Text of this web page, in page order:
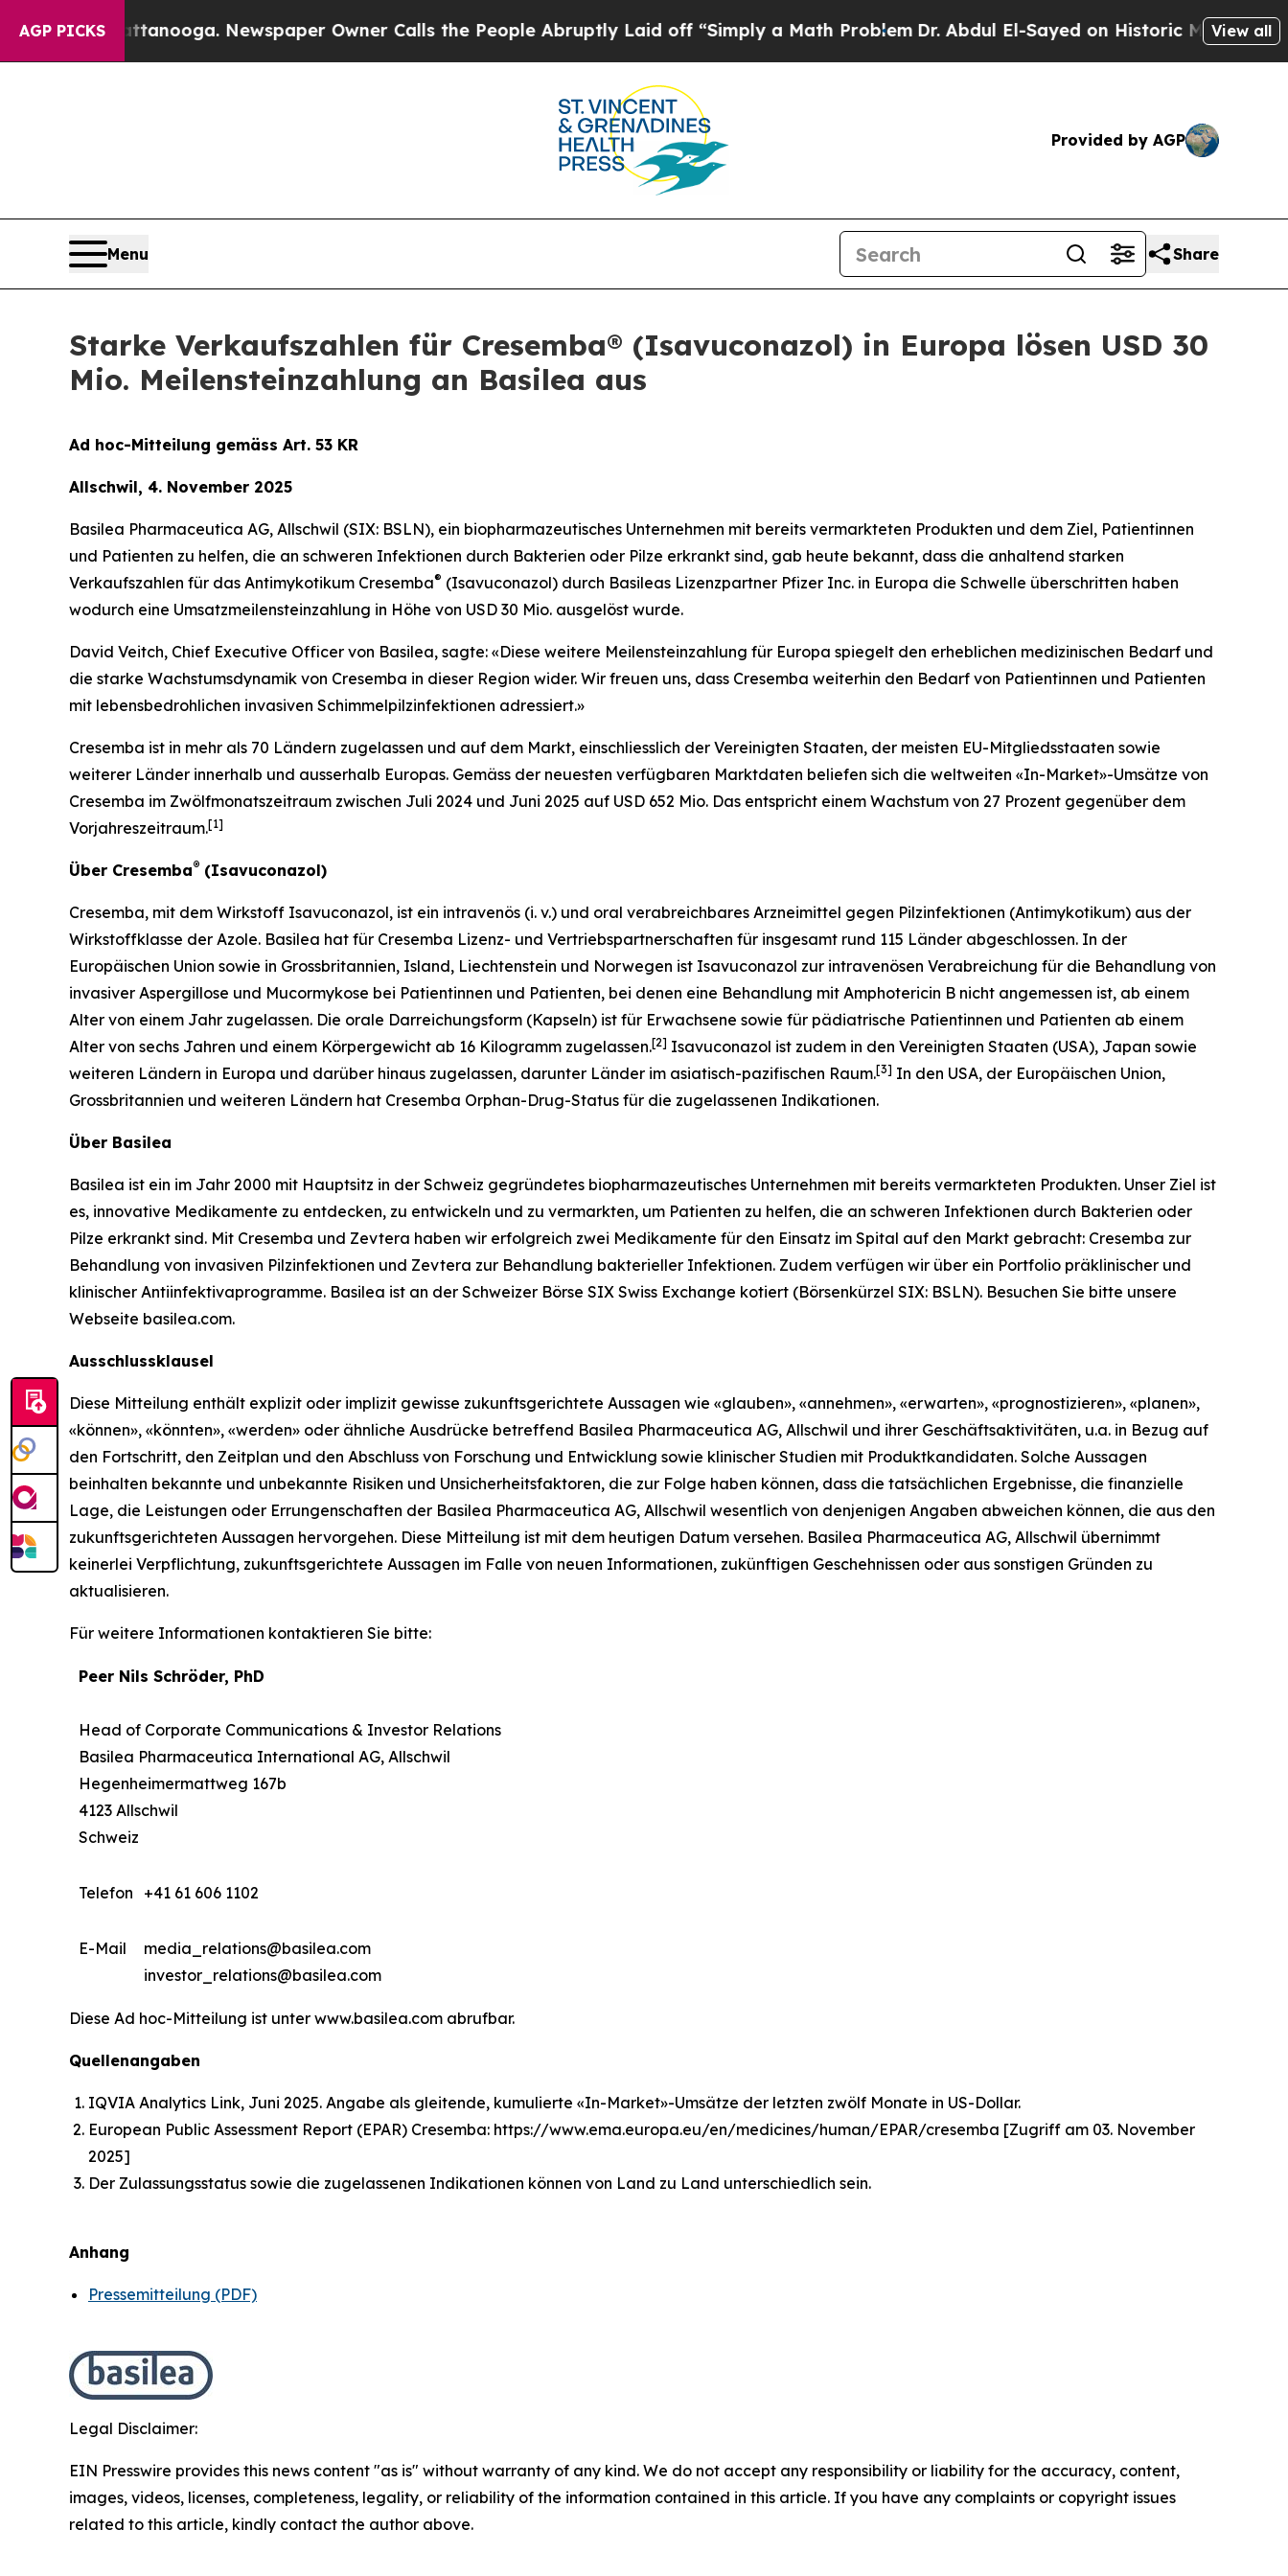
AGP PICKS
Chattanooga. Newspaper Owner Calls the People Abruptly Laid off “Simply a Math Problem Dr. Abdul El-Sayed on Historic Michigan Win:View all
Provided by AGP
Menu Share
Starke Verkaufszahlen für Cresemba® (Isavuconazol) in Europa lösen USD 30
Mio. Meilensteinzahlung an Basilea aus
Ad hoc-Mitteilung gemäss Art. 53 KR
Allschwil, 4. November 2025
Basilea Pharmaceutica AG, Allschwil (SIX: BSLN), ein biopharmazeutisches Unternehmen mit bereits vermarkteten Produkten und dem Ziel, Patientinnen
und Patienten zu helfen, die an schweren Infektionen durch Bakterien oder Pilze erkrankt sind, gab heute bekannt, dass die anhaltend starken
Verkaufszahlen für das Antimykotikum Cresemba® (Isavuconazol) durch Basileas Lizenzpartner Pfizer Inc. in Europa die Schwelle überschritten haben
wodurch eine Umsatzmeilensteinzahlung in Höhe von USD 30 Mio. ausgelöst wurde.
David Veitch, Chief Executive Officer von Basilea, sagte: «Diese weitere Meilensteinzahlung für Europa spiegelt den erheblichen medizinischen Bedarf und
die starke Wachstumsdynamik von Cresemba in dieser Region wider. Wir freuen uns, dass Cresemba weiterhin den Bedarf von Patientinnen und Patienten
mit lebensbedrohlichen invasiven Schimmelpilzinfektionen adressiert.»
Cresemba ist in mehr als 70 Ländern zugelassen und auf dem Markt, einschliesslich der Vereinigten Staaten, der meisten EU-Mitgliedsstaaten sowie
weiterer Länder innerhalb und ausserhalb Europas. Gemäss der neuesten verfügbaren Marktdaten beliefen sich die weltweiten «In-Market»-Umsätze von
Cresemba im Zwölfmonatszeitraum zwischen Juli 2024 und Juni 2025 auf USD 652 Mio. Das entspricht einem Wachstum von 27 Prozent gegenüber dem
Vorjahreszeitraum.[1]
Über Cresemba® (Isavuconazol)
Cresemba, mit dem Wirkstoff Isavuconazol, ist ein intravenös (i. v.) und oral verabreichbares Arzneimittel gegen Pilzinfektionen (Antimykotikum) aus der
Wirkstoffklasse der Azole. Basilea hat für Cresemba Lizenz- und Vertriebspartnerschaften für insgesamt rund 115 Länder abgeschlossen. In der
Europäischen Union sowie in Grossbritannien, Island, Liechtenstein und Norwegen ist Isavuconazol zur intravenösen Verabreichung für die Behandlung von
invasiver Aspergillose und Mucormykose bei Patientinnen und Patienten, bei denen eine Behandlung mit Amphotericin B nicht angemessen ist, ab einem
Alter von einem Jahr zugelassen. Die orale Darreichungsform (Kapseln) ist für Erwachsene sowie für pädiatrische Patientinnen und Patienten ab einem
Alter von sechs Jahren und einem Körpergewicht ab 16 Kilogramm zugelassen.[2] Isavuconazol ist zudem in den Vereinigten Staaten (USA), Japan sowie
weiteren Ländern in Europa und darüber hinaus zugelassen, darunter Länder im asiatisch-pazifischen Raum.[3] In den USA, der Europäischen Union,
Grossbritannien und weiteren Ländern hat Cresemba Orphan-Drug-Status für die zugelassenen Indikationen.
Über Basilea
Basilea ist ein im Jahr 2000 mit Hauptsitz in der Schweiz gegründetes biopharmazeutisches Unternehmen mit bereits vermarkteten Produkten. Unser Ziel ist
es, innovative Medikamente zu entdecken, zu entwickeln und zu vermarkten, um Patienten zu helfen, die an schweren Infektionen durch Bakterien oder
Pilze erkrankt sind. Mit Cresemba und Zevtera haben wir erfolgreich zwei Medikamente für den Einsatz im Spital auf den Markt gebracht: Cresemba zur
Behandlung von invasiven Pilzinfektionen und Zevtera zur Behandlung bakterieller Infektionen. Zudem verfügen wir über ein Portfolio präklinischer und
klinischer Antiinfektivaprogramme. Basilea ist an der Schweizer Börse SIX Swiss Exchange kotiert (Börsenkürzel SIX: BSLN). Besuchen Sie bitte unsere
Webseite basilea.com.
Ausschlussklausel
Diese Mitteilung enthält explizit oder implizit gewisse zukunftsgerichtete Aussagen wie «glauben», «annehmen», «erwarten», «prognostizieren», «planen»,
«können», «könnten», «werden» oder ähnliche Ausdrücke betreffend Basilea Pharmaceutica AG, Allschwil und ihrer Geschäftsaktivitäten, u.a. in Bezug auf
den Fortschritt, den Zeitplan und den Abschluss von Forschung und Entwicklung sowie klinischer Studien mit Produktkandidaten. Solche Aussagen
beinhalten bekannte und unbekannte Risiken und Unsicherheitsfaktoren, die zur Folge haben können, dass die tatsächlichen Ergebnisse, die finanzielle
Lage, die Leistungen oder Errungenschaften der Basilea Pharmaceutica AG, Allschwil wesentlich von denjenigen Angaben abweichen können, die aus den
zukunftsgerichteten Aussagen hervorgehen. Diese Mitteilung ist mit dem heutigen Datum versehen. Basilea Pharmaceutica AG, Allschwil übernimmt
keinerlei Verpflichtung, zukunftsgerichtete Aussagen im Falle von neuen Informationen, zukünftigen Geschehnissen oder aus sonstigen Gründen zu
aktualisieren.
Für weitere Informationen kontaktieren Sie bitte:
Peer Nils Schröder, PhD
Head of Corporate Communications & Investor Relations
Basilea Pharmaceutica International AG, Allschwil
Hegenheimermattweg 167b
4123 Allschwil
Schweiz
Telefon +41 61 606 1102
E-Mail
media_relations@basilea.com
investor_relations@basilea.com
Diese Ad hoc-Mitteilung ist unter www.basilea.com abrufbar.
Quellenangaben
IQVIA Analytics Link, Juni 2025. Angabe als gleitende, kumulierte «In-Market»-Umsätze der letzten zwölf Monate in US-Dollar.
European Public Assessment Report (EPAR) Cresemba: https://www.ema.europa.eu/en/medicines/human/EPAR/cresemba [Zugriff am 03. November
2025]
Der Zulassungsstatus sowie die zugelassenen Indikationen können von Land zu Land unterschiedlich sein.
Anhang
Pressemitteilung (PDF)
Legal Disclaimer:
EIN Presswire provides this news content "as is" without warranty of any kind. We do not accept any responsibility or liability for the accuracy, content,
images, videos, licenses, completeness, legality, or reliability of the information contained in this article. If you have any complaints or copyright issues
related to this article, kindly contact the author above.